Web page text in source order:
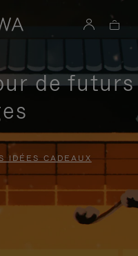
de futurs
IDÉES CADEAUX